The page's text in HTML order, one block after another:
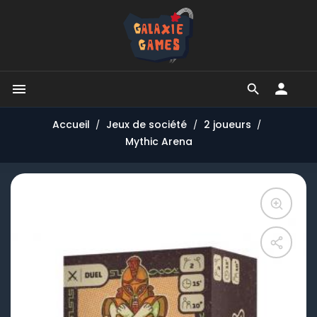


Accueil Jeux de société
2 joueurs
Mythic Arena